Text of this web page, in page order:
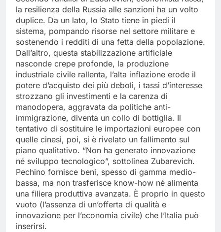
la resilienza della Russia alle sanzioni ha un volto
duplice. Da un lato, lo Stato tiene in piedi il
sistema, pompando risorse nel settore militare e
sostenendo i redditi di una fetta della popolazione.
Dall’altro, questa stabilizzazione artificiale
nasconde crepe profonde, la produzione
industriale civile rallenta, l’alta inflazione erode il
potere d’acquisto dei più deboli, i tassi d’interesse
strozzano gli investimenti e la carenza di
manodopera, aggravata da politiche anti-
immigrazione, diventa un collo di bottiglia. Il
tentativo di sostituire le importazioni europee con
quelle cinesi, poi, si è rivelato un fallimento sul
piano qualitativo. “Non ha generato innovazione
né sviluppo tecnologico”, sottolinea Zubarevich.
Pechino fornisce beni, spesso di gamma medio-
bassa, ma non trasferisce know-how né alimenta
una filiera produttiva avanzata. È proprio in questo
vuoto (l’assenza di un’offerta di qualità e
innovazione per l’economia civile) che l’Italia può
inserirsi.